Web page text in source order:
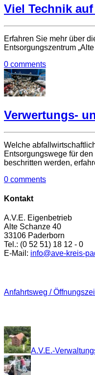
Viel Technik
Erfahren Sie mehr über
Entsorgungszentrum
0 comments
Verwertungs-
Welche
Entsorgungswege für den
beschritten werden,
0 comments
Kontakt
A.V.E. Eigenbetrieb
Alte Schanze 40
33106 Paderborn
Tel.: (0 52 51) 18 12 - 0
E-Mail: info@ave-kreis-
Anfahrtsweg /
A.V.E.-